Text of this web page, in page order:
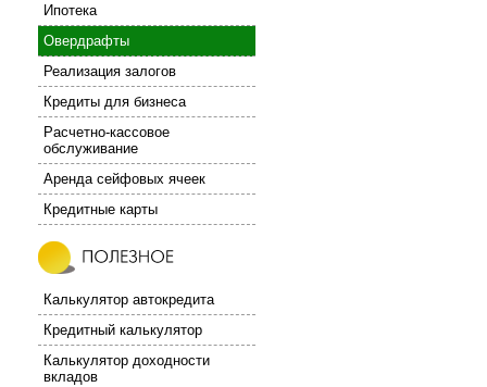
Ипотека
Овердрафты
Реализация залогов
Кредиты для бизнеса
Расчетно-кассовое
обслуживание
Аренда сейфовых ячеек
Кредитные карты
Калькулятор автокредита
Кредитный калькулятор
Калькулятор доходности
вкладов